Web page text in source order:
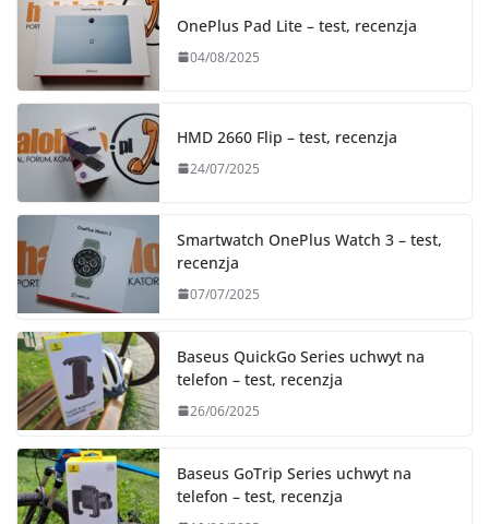
OnePlus Pad Lite – test, recenzja
04/08/2025
HMD 2660 Flip – test, recenzja
24/07/2025
Smartwatch OnePlus Watch 3 – test,
recenzja
07/07/2025
Baseus QuickGo Series uchwyt na
telefon – test, recenzja
26/06/2025
Baseus GoTrip Series uchwyt na
telefon – test, recenzja